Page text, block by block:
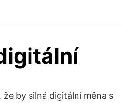
by silná digitální měna s